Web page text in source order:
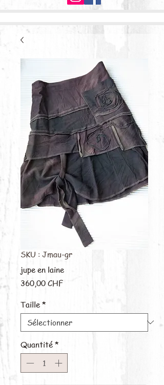
SKU : Jmau-gr
jupe en laine
360,00 CHFPrix
Taille *
Quantité *